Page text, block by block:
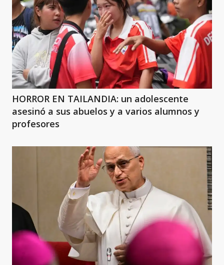
HORROR EN TAILANDIA: un adolescente
asesinó a sus abuelos y a varios alumnos y
profesores